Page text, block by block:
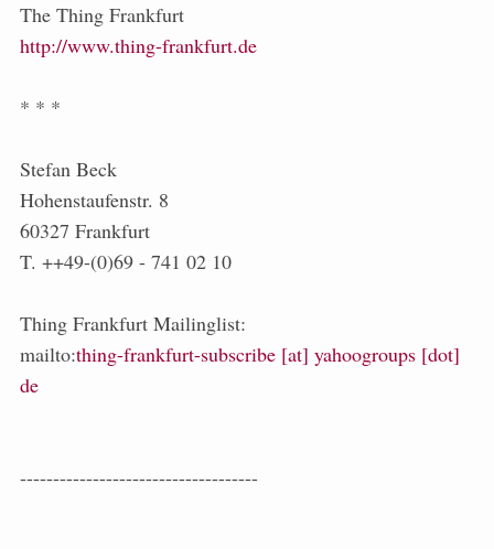
The Thing Frankfurt
http://www.thing-frankfurt.de
* * *
Stefan Beck
Hohenstaufenstr. 8
60327 Frankfurt
T. ++49-(0)69 - 741 02 10
Thing Frankfurt Mailinglist:
mailto:thing-frankfurt-subscribe [at] yahoogroups [dot]
de
------------------------------------